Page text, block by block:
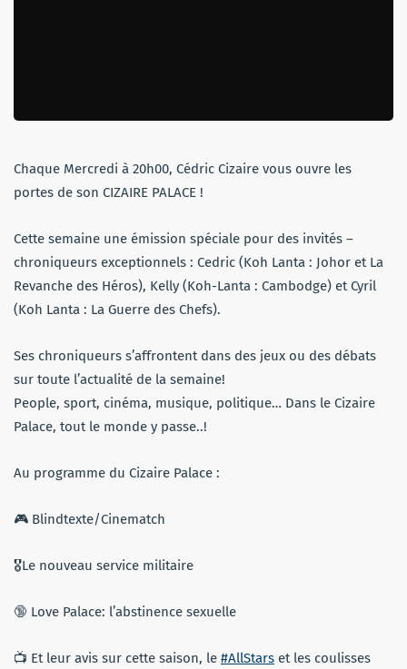
Chaque Mercredi à 20h00, Cédric Cizaire vous ouvre les
portes de son CIZAIRE PALACE !
Cette semaine une émission spéciale pour des invités –
chroniqueurs exceptionnels : Cedric (Koh Lanta : Johor et La
Revanche des Héros), Kelly (Koh-Lanta : Cambodge) et Cyril
(Koh Lanta : La Guerre des Chefs).
Ses chroniqueurs s’affrontent dans des jeux ou des débats
sur toute l’actualité de la semaine!
People, sport, cinéma, musique, politique… Dans le Cizaire
Palace, tout le monde y passe..!
Au programme du Cizaire Palace :
🎮 Blindtexte/Cinematch
🎖Le nouveau service militaire
🔞 Love Palace: l’abstinence sexuelle
📺 Et leur avis sur cette saison, le #AllStars et les coulisses